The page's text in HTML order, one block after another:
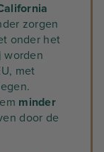
zorgen
onder het
worden
met
minder
door de